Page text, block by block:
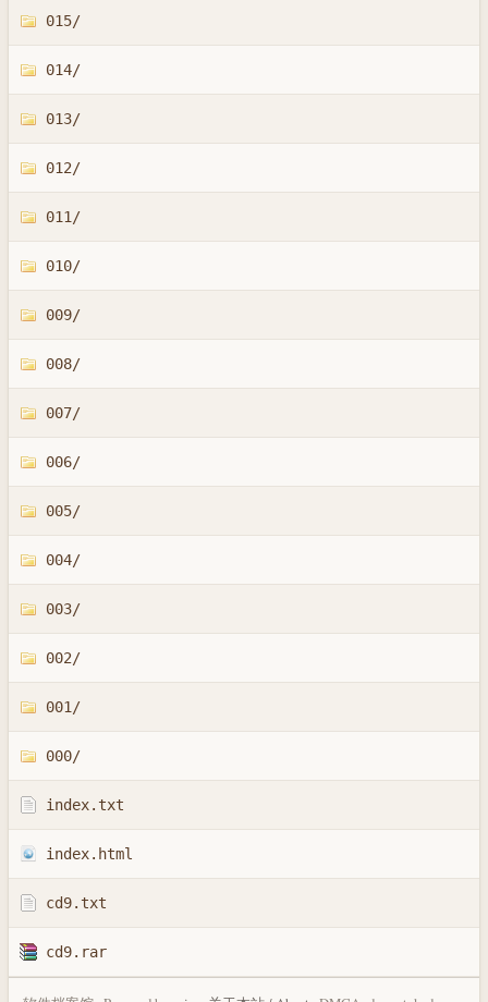
015/
014/
013/
012/
011/
010/
009/
008/
007/
006/
005/
004/
003/
002/
001/
000/
index.txt
index.html
cd9.txt
cd9.rar